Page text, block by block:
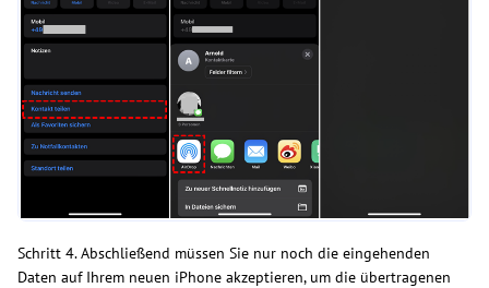
Schritt 4. Abschließend müssen Sie nur noch die eingehenden
Daten auf Ihrem neuen iPhone akzeptieren, um die übertragenen